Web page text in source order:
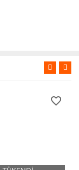
favorite_border